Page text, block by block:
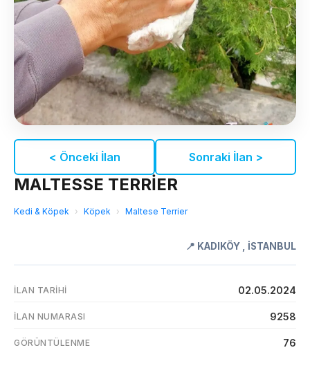
< Önceki İlan Sonraki İlan >
MALTESSE TERRİER
Kedi & Köpek › Köpek › Maltese Terrier
📍 KADIKÖY İSTANBUL
İLAN TARIHI 02.05.2024
İLAN NUMARASI 9258
GÖRÜNTÜLENME 76